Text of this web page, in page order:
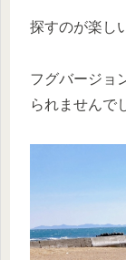
探すのが楽し
フグバージョ
られませんで